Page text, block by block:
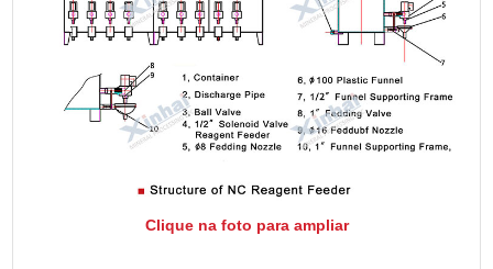
Clique na foto para ampliar